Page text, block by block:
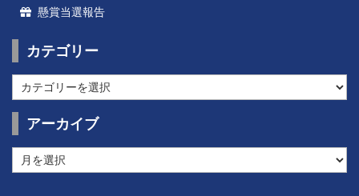
懸賞当選報告
カテゴリー
カ
テ
ゴ
ー
アーカイブ
ー